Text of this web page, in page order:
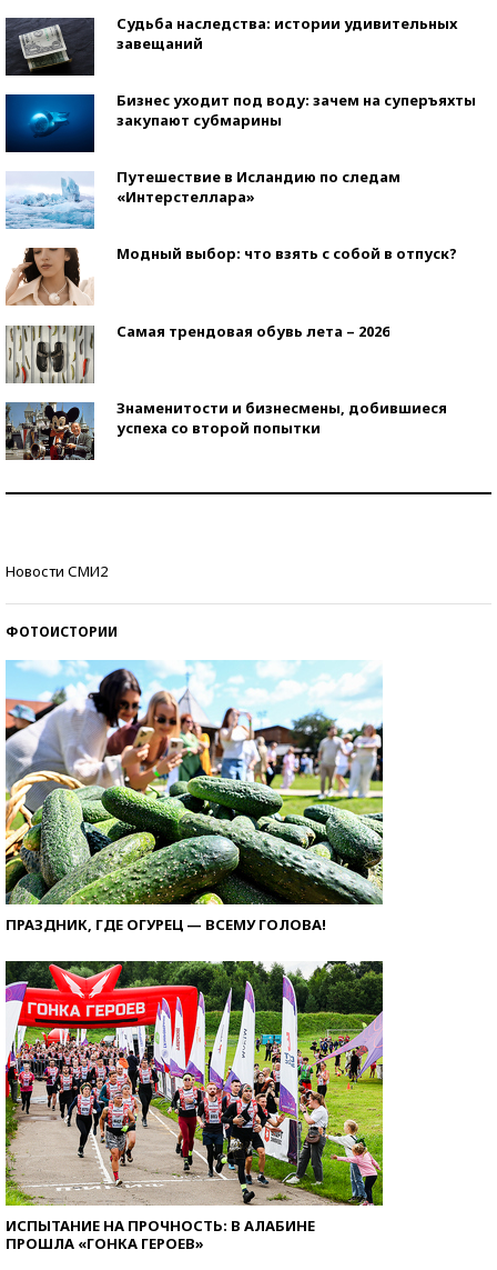
Судьба наследства: истории удивительных
завещаний
Бизнес уходит под воду: зачем на суперъяхты
закупают субмарины
Путешествие в Исландию по следам
«Интерстеллара»
Модный выбор: что взять с собой в отпуск?
Самая трендовая обувь лета – 2026
Знаменитости и бизнесмены, добившиеся
успеха со второй попытки
Новости СМИ2
ФОТОИСТОРИИ
ПРАЗДНИК, ГДЕ ОГУРЕЦ — ВСЕМУ ГОЛОВА!
ИСПЫТАНИЕ НА ПРОЧНОСТЬ: В АЛАБИНЕ
ПРОШЛА «ГОНКА ГЕРОЕВ»